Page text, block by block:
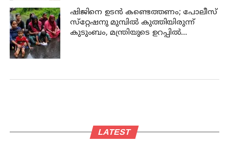
ഷിജിനെ ഉടന്‍ കണ്ടെത്തണം; പോലീസ്
സ്‌റ്റേഷനു മുമ്പില്‍ കുത്തിയിരുന്ന്
കുടുംബം, മന്ത്രിയുടെ ഉറപ്പില്‍
LATEST